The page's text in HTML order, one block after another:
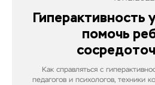
Гиперактивность
помочь
Как справляться с
педагогов и психологов, техники